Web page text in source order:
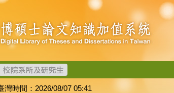
灣時間：2026/08/07 05:41